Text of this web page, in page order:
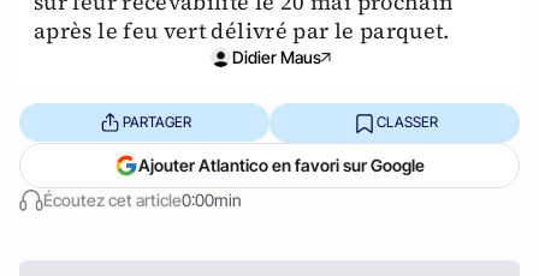
après le feu vert délivré par le parquet.
Didier Maus
Écoutez cet article0:00min
PARTAGER CLASSER
Ajouter Atlantico en favori sur Google